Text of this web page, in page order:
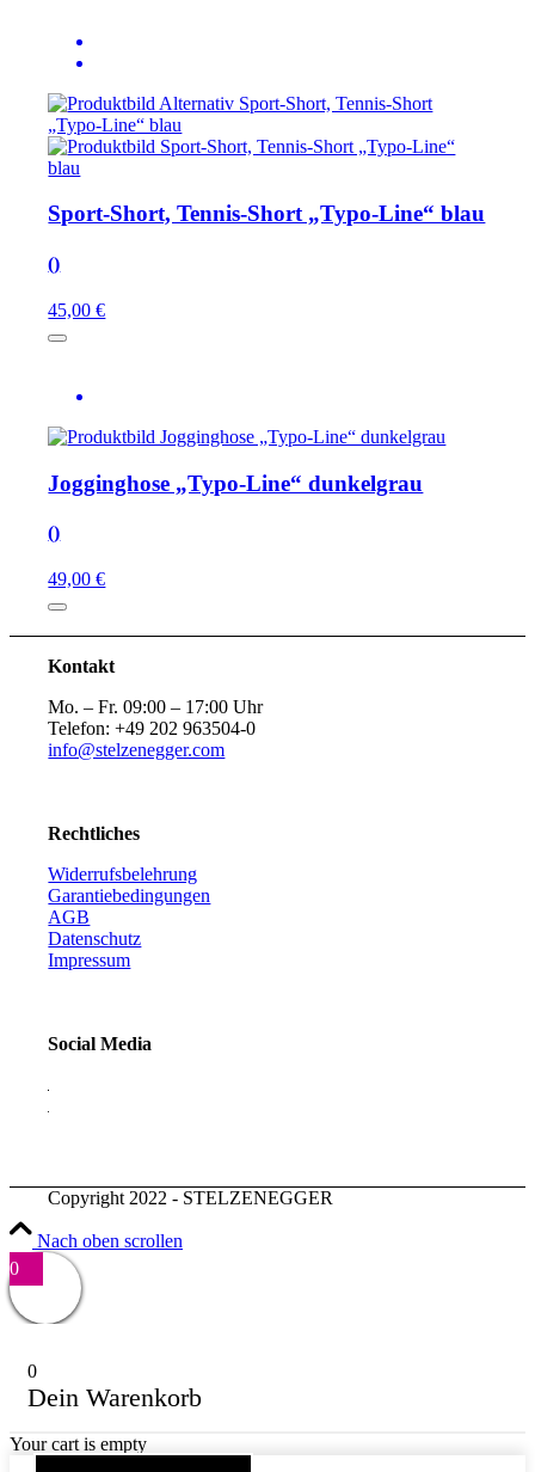
Sport-Short, Tennis-Short „Typo-Line“ blau
()
45,00 €
Jogginghose „Typo-Line“ dunkelgrau
()
49,00 €
Kontakt
Mo. – Fr. 09:00 – 17:00 Uhr
Telefon: +49 202 963504-0
info@stelzenegger.com
Rechtliches
Widerrufsbelehrung
Garantiebedingungen
AGB
Datenschutz
Impressum
Social Media
Copyright 2022 - STELZENEGGER
Nach oben scrollen
0
0
Dein Warenkorb
Your cart is empty